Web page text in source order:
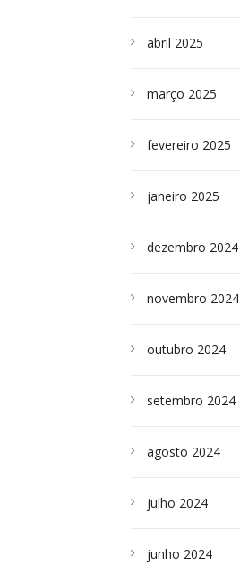
abril 2025
março 2025
fevereiro 2025
janeiro 2025
dezembro 2024
novembro 2024
outubro 2024
setembro 2024
agosto 2024
julho 2024
junho 2024